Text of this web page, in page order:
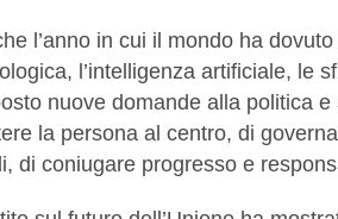
l’anno in cui il mondo ha
l’intelligenza artificiale, le
nuove domande alla politica
la persona al centro, di
di coniugare progresso e